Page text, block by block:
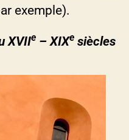
exemple).
XVIIe – XIXe siècles